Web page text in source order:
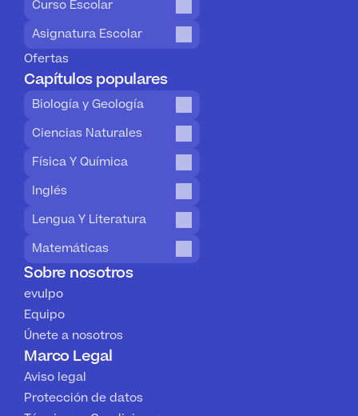
Curso Escolar
Asignatura Escolar
Ofertas
Capítulos populares
Biología y Geología
Ciencias Naturales
Física Y Química
Inglés
Lengua Y Literatura
Matemáticas
Sobre nosotros
evulpo
Equipo
Únete a nosotros
Marco Legal
Aviso legal
Protección de datos